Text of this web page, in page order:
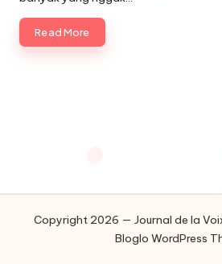
Read More
Copyright 2026 — Journal de la
Bloglo WordPress